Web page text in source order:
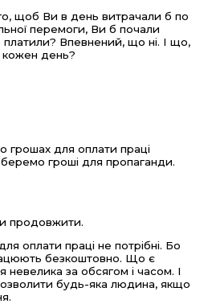
щоб Ви в день витрачали б по
перемоги, Ви б почали
Впевнений, що ні. І що,
кожен день?
грошах для оплати праці
гроші для пропаганди.
продовжити.
оплати праці не потрібні. Бо
безкоштовно. Що є
невелика за обсягом і часом. І
будь-яка людина, якщо